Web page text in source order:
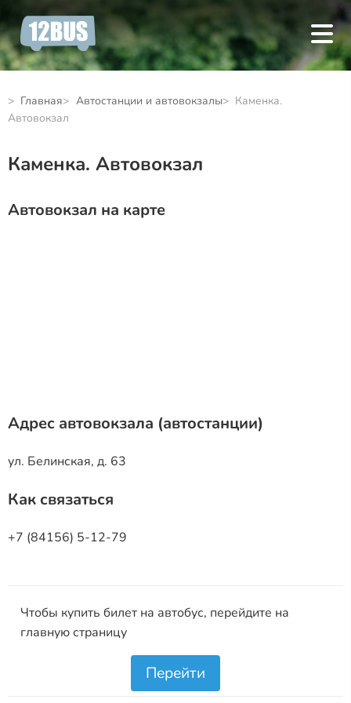
Главная Автостанции и автовокзалы
Каменка.
Автовокзал
Каменка. Автовокзал
Автовокзал на карте
Адрес автовокзала (автостанции)
ул. Белинская, д. 63
Как связаться
+7 (84156) 5-12-79
Чтобы купить билет на автобус, перейдите на
главную страницу
Перейти